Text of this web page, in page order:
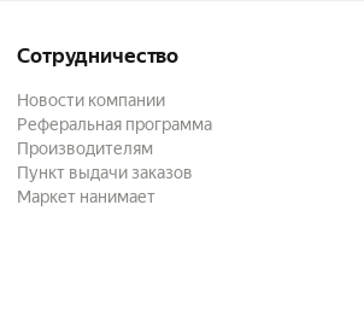
Сотрудничество
Новости компании
Реферальная программа
Производителям
Пункт выдачи заказов
Маркет нанимает